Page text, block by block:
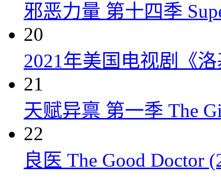
邪恶力量 第十四季
20
2021年美国电视剧《
21
天赋异禀 第一季 The
22
良医 The Good Doctor